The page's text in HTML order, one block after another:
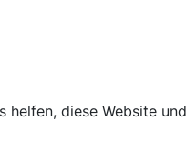
helfen, diese Website